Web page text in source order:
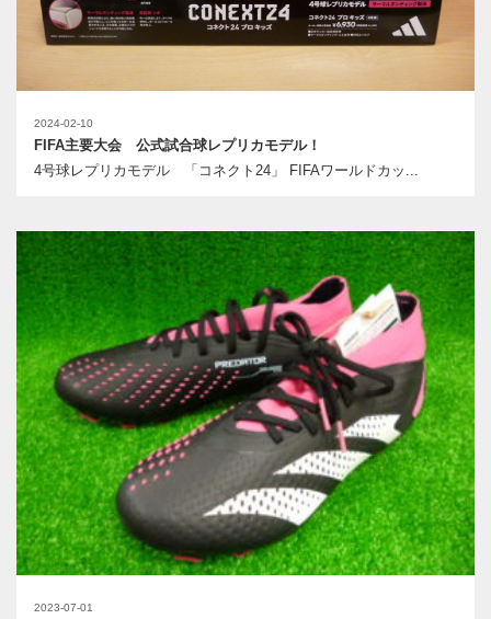
2024-02-10
FIFA主要大会 公式試合球レプリカモデル！
4号球レプリカモデル 「コネクト24」 FIFAワールドカッ...
2023-07-01